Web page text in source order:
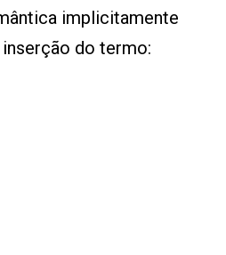
implicitamente
do termo: